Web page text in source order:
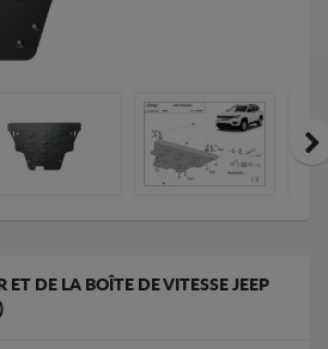
ET DE LA BOÎTE DE VITESSE JEEP